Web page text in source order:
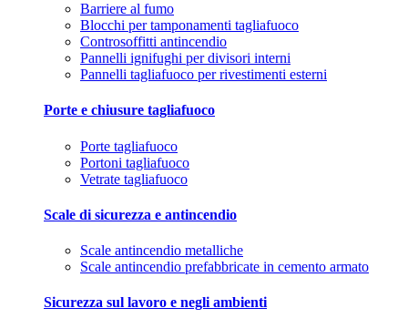
Barriere al fumo
Blocchi per tamponamenti tagliafuoco
Controsoffitti antincendio
Pannelli ignifughi per divisori interni
Pannelli tagliafuoco per rivestimenti esterni
Porte e chiusure tagliafuoco
Porte tagliafuoco
Portoni tagliafuoco
Vetrate tagliafuoco
Scale di sicurezza e antincendio
Scale antincendio metalliche
Scale antincendio prefabbricate in cemento armato
Sicurezza sul lavoro e negli ambienti